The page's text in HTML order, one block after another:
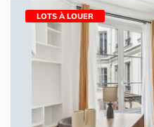
LOTS À LOUER